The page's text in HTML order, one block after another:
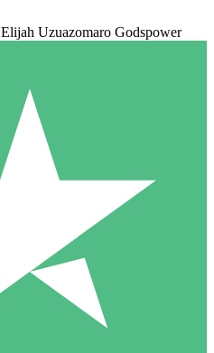
Elijah Uzuazomaro Godspower